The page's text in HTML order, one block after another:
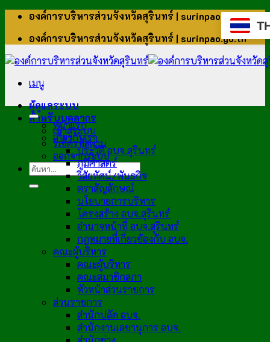
ข้าม
เนื้อหา
องค์การบริหารส่วนจังหวัดสุรินทร์ | surinpao.go.th
องค์การบริหารส่วนจังหวัดสุรินทร์ | surinpao.go.th
เมนู
ผู้ดูแลระบบ
สำหรับบุคลากร
เข้าสู่ระบบ
รีเซ็ตรหัสผ่าน
ออกจากระบบ
หน้าแรก
เกี่ยวกับเรา
ประวัติ อบจ.สุรินทร์
ภูมิศาสตร์
วิสัยทัศน์/พันธกิจ
ตราสัญลักษณ์
นโยบายการบริหาร
โครงสร้าง อบจ.สุรินทร์
อำนาจหน้าที่ อบจ.สุรินทร์
กฎหมายที่เกี่ยวข้องกับ อบจ.
คณะผู้บริหาร
คณะผู้บริหาร
คณะสมาชิกสภา
หัวหน้าส่วนราชการ
ส่วนราชการ
สำนักปลัด อบจ.
สำนักงานเลขานุการ อบจ.